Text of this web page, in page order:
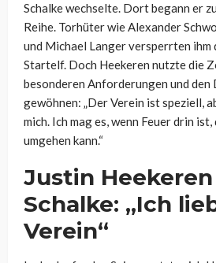
Schalke wechselte. Dort begann er
Reihe. Torhüter wie Alexander
und Michael Langer versperrten ihm
Startelf. Doch Heekeren nutzte die
besonderen Anforderungen und den
gewöhnen: „Der Verein ist speziell,
mich. Ich mag es, wenn Feuer drin
umgehen kann.“
Justin
Schalke: „Ich
Verein“